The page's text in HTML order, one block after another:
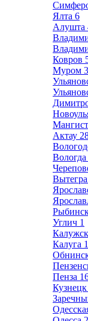
Ялта 6
Алушта
Ковров
Муром 3
Актау
Вологда
Вытегра
Углич 1
Калуга
Пенза
Кузнецк